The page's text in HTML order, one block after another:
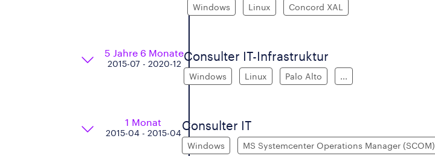
Windows Linux Concord XAL
5 Jahre 6 Monate
2015-07 - 2020-12
Consulter IT-Infrastruktur
Windows Linux Palo Alto ...
1 Monat
2015-04 - 2015-04
Consulter IT
Windows MS Systemcenter Operations Manager (SCOM)